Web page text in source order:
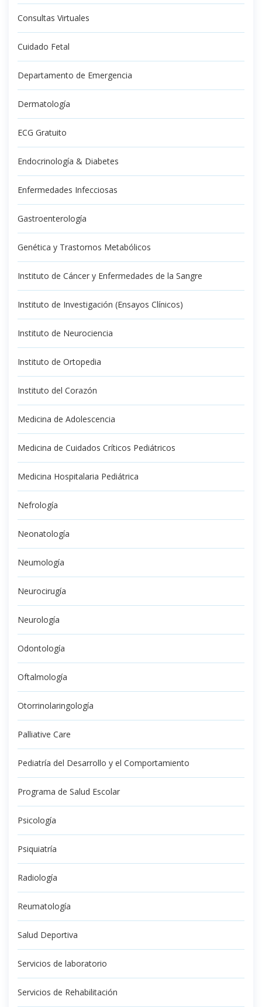
Consultas Virtuales
Cuidado Fetal
Departamento de Emergencia
Dermatología
ECG Gratuito
Endocrinología & Diabetes
Enfermedades Infecciosas
Gastroenterología
Genética y Trastornos Metabólicos
Instituto de Cáncer y Enfermedades de la Sangre
Instituto de Investigación (Ensayos Clínicos)
Instituto de Neurociencia
Instituto de Ortopedia
Instituto del Corazón
Medicina de Adolescencia
Medicina de Cuidados Críticos Pediátricos
Medicina Hospitalaria Pediátrica
Nefrología
Neonatología
Neumología
Neurocirugía
Neurología
Odontología
Oftalmología
Otorrinolaringología
Palliative Care
Pediatría del Desarrollo y el Comportamiento
Programa de Salud Escolar
Psicología
Psiquiatría
Radiología
Reumatología
Salud Deportiva
Servicios de laboratorio
Servicios de Rehabilitación